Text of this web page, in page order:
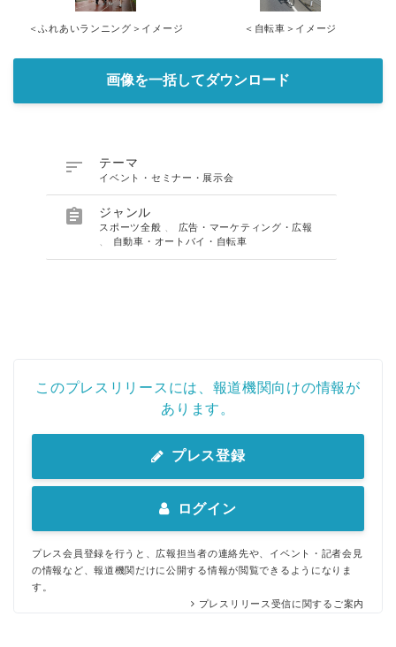
＜ふれあいランニング＞イメージ ＜自転車＞イメージ
画像を一括してダウンロード
 テーマ
イベント・セミナー・展示会
 ジャンル
スポーツ全般
広告・マーケティング・広報
自動車・オートバイ・自転車
このプレスリリースには、報道機関向けの情報が
あります。
プレス登録
ログイン
プレス会員登録を行うと、広報担当者の連絡先や、イベント・記者会見
の情報など、報道機関だけに公開する情報が閲覧できるようになりま
す。
プレスリリース受信に関するご案内